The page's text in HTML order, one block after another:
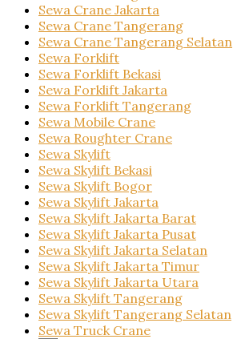
Sewa Crane Jakarta
Sewa Crane Tangerang
Sewa Crane Tangerang Selatan
Sewa Forklift
Sewa Forklift Bekasi
Sewa Forklift Jakarta
Sewa Forklift Tangerang
Sewa Mobile Crane
Sewa Roughter Crane
Sewa Skylift
Sewa Skylift Bekasi
Sewa Skylift Bogor
Sewa Skylift Jakarta
Sewa Skylift Jakarta Barat
Sewa Skylift Jakarta Pusat
Sewa Skylift Jakarta Selatan
Sewa Skylift Jakarta Timur
Sewa Skylift Jakarta Utara
Sewa Skylift Tangerang
Sewa Skylift Tangerang Selatan
Sewa Truck Crane